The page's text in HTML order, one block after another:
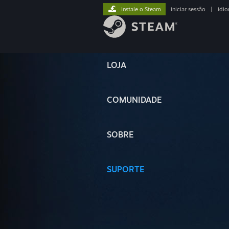
LOJA
COMUNIDADE
SOBRE
SUPORTE
Instale o Steam iniciar sessão